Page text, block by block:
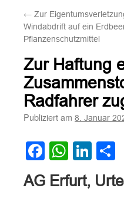
springen
← Zur
Windabdrift auf ein
Pflanzenschutzmittel
Zur Haftung
Radfahrer
Publiziert am 8. Januar
Facebook
AG Erfurt,